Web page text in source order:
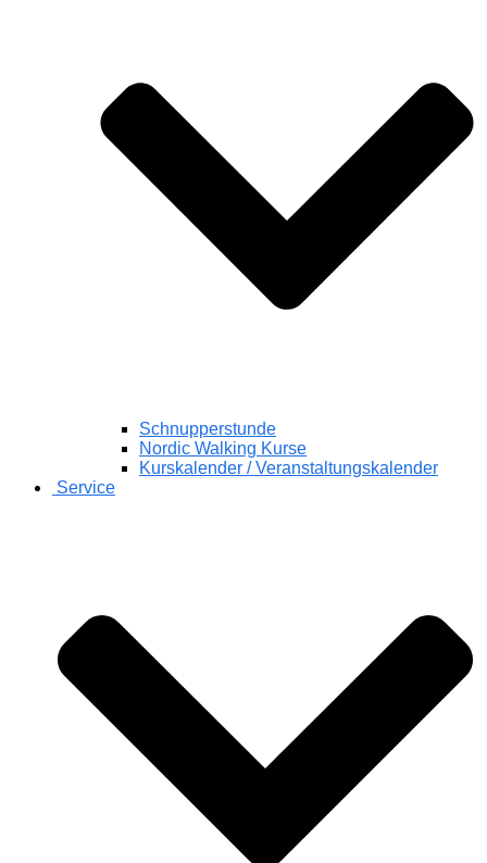
Schnupperstunde
Nordic Walking Kurse
Kurskalender / Veranstaltungskalender
Service